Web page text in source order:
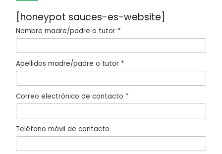
[honeypot sauces-es-website]
Nombre madre/padre o tutor *
Apellidos madre/padre o tutor *
Correo electrónico de contacto *
Teléfono móvil de contacto